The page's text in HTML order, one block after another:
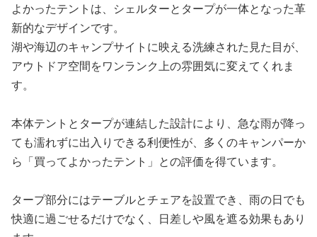
よかったテントは、シェルターとタープが一体となった革
新的なデザインです。
湖や海辺のキャンプサイトに映える洗練された見た目が、
アウトドア空間をワンランク上の雰囲気に変えてくれま
す。
本体テントとタープが連結した設計により、急な雨が降っ
ても濡れずに出入りできる利便性が、多くのキャンパーか
ら「買ってよかったテント」との評価を得ています。
タープ部分にはテーブルとチェアを設置でき、雨の日でも
快適に過ごせるだけでなく、日差しや風を遮る効果もあり